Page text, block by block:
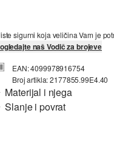
sigurni koja veličina Vam je
naš Vodič za brojeve
EAN: 4099978916754
Broj artikla: 2177855.99E4.40
Materijal i njega
Slanje i povrat